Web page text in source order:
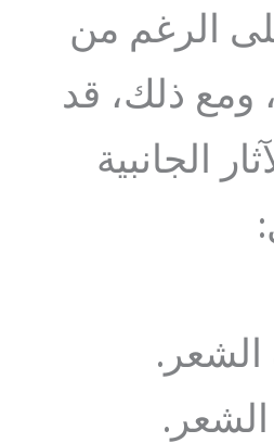
الرغم من
ومع ذلك، قد
الجانبية